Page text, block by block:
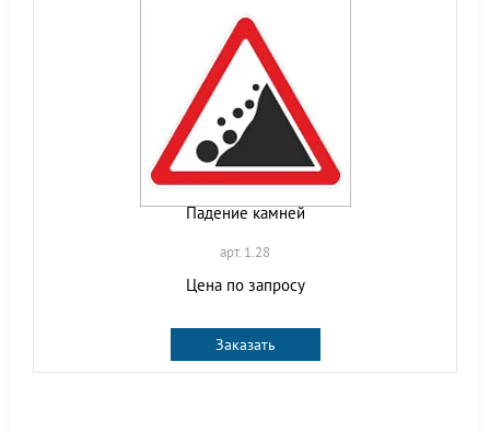
Падение камней
арт. 1.28
Цена по запросу
Заказать